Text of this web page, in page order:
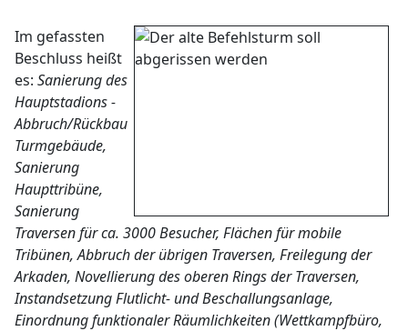
Im gefassten
Beschluss heißt
es: Sanierung des
Hauptstadions -
Abbruch/Rückbau
Turmgebäude,
Sanierung
Haupttribüne,
Sanierung
Traversen für ca. 3000 Besucher, Flächen für mobile
Tribünen, Abbruch der übrigen Traversen, Freilegung der
Arkaden, Novellierung des oberen Rings der Traversen,
Instandsetzung Flutlicht- und Beschallungsanlage,
Einordnung funktionaler Räumlichkeiten (Wettkampfbüro,